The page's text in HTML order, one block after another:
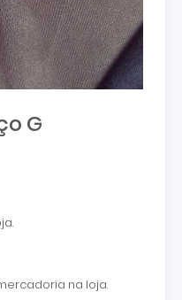
G
na loja.